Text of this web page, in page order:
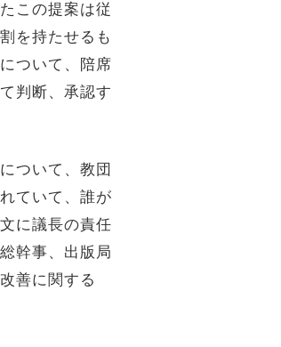
この提案は従
を持たせるも
ついて、陪席
判断、承認す
ついて、教団
ていて、誰が
に議長の責任
幹事、出版局
善に関する